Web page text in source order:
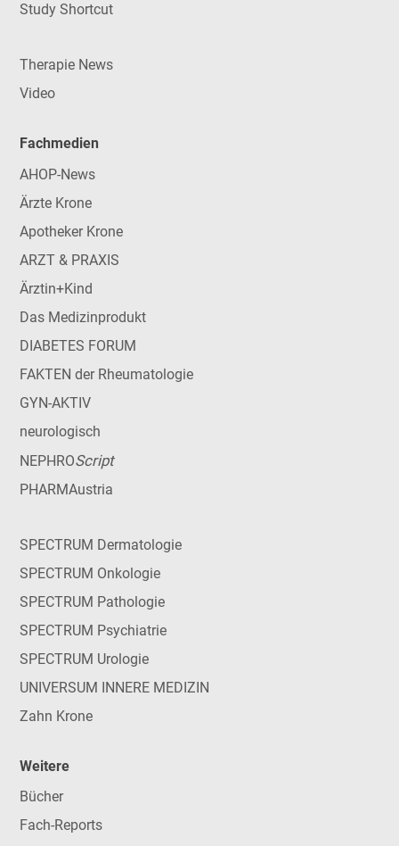
Study Shortcut
Therapie News
Video
Fachmedien
AHOP-News
Ärzte Krone
Apotheker Krone
ARZT & PRAXIS
Ärztin+Kind
Das Medizinprodukt
DIABETES FORUM
FAKTEN der Rheumatologie
GYN-AKTIV
neurologisch
NEPHROScript
PHARMAustria
SPECTRUM Dermatologie
SPECTRUM Onkologie
SPECTRUM Pathologie
SPECTRUM Psychiatrie
SPECTRUM Urologie
UNIVERSUM INNERE MEDIZIN
Zahn Krone
Weitere
Bücher
Fach-Reports